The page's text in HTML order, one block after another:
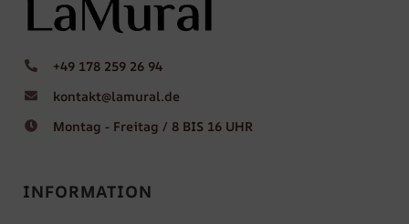
+49 178 259 26 94
kontakt@lamural.de
Montag - Freitag / 8 BIS 16 UHR
INFORMATION